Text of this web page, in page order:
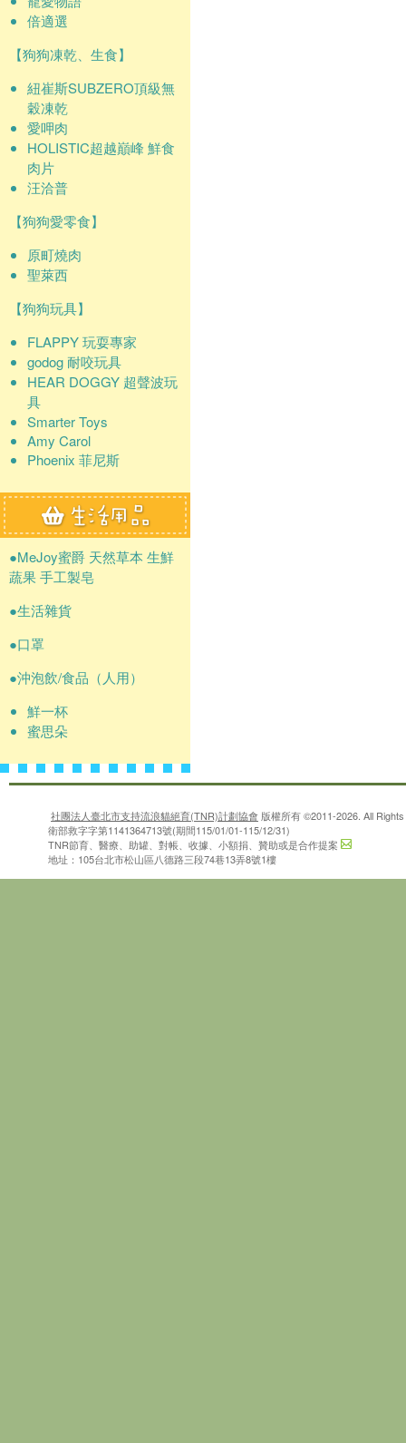
倍適選
【狗狗凍乾、生食】
紐崔斯SUBZERO頂級無
穀凍乾
愛呷肉
HOLISTIC超越巔峰 鮮食
肉片
汪洽普
【狗狗愛零食】
原町燒肉
聖萊西
【狗狗玩具】
FLAPPY 玩耍專家
godog 耐咬玩具
HEAR DOGGY 超聲波玩
具
Smarter Toys
Amy Carol
Phoenix 菲尼斯
●MeJoy蜜爵 天然草本 生鮮
蔬果 手工製皂
●生活雜貨
●口罩
●沖泡飲/食品（人用）
鮮一杯
蜜思朵
社團法人臺北市支持流浪貓絕育(TNR)計劃協會 版權所有 ©2011-2026. All
衛部救字字第1141364713號(期間115/01/01-115/12/31)
TNR節育、醫療、助罐、對帳、收據、小額捐、贊助或是合作提案
地址：105台北市松山區八德路三段74巷13弄8號1樓